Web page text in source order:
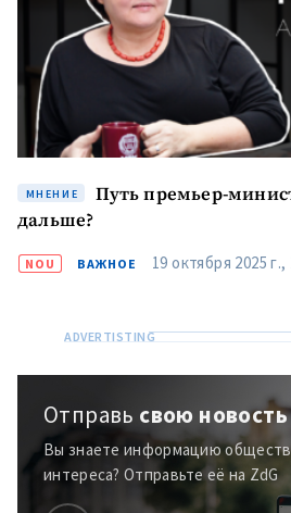
МНЕНИЕ
Путь премьер-
дальше?
NOU ВАЖНОЕ 19 октября 2025 г.,
Отправь свою новость
Вы знаете информацию
интереса? Отправьте её на ZdG